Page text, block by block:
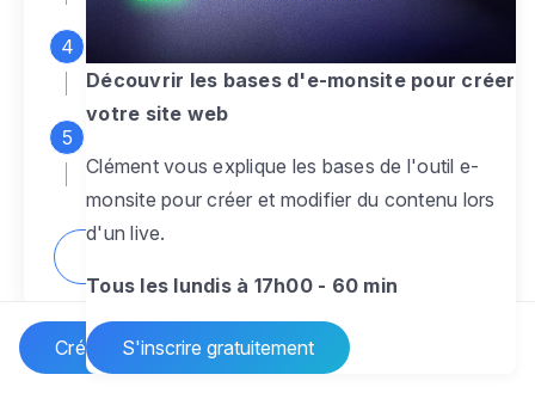
Créer un site Internet
Ajoutez des pagessans limite pour
présenter votre activité, votre passion
pour rendre votre site dynamique
Découvrir les bases d'e-monsite pour créer
votre site web
Clément vous explique les bases de l'outil e-
monsite pour créer et modifier du contenu lors
d'un live.
Tous les lundis à 17h00 - 60 min
S'inscrire gratuitement